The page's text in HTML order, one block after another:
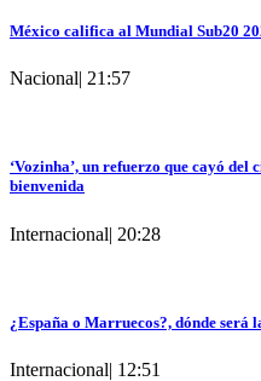
México califica al Mundial Sub20
Nacional| 21:57
‘Vozinha’, un refuerzo que cayó
bienvenida
Internacional| 20:28
¿España o Marruecos?, dónde será
Internacional| 12:51